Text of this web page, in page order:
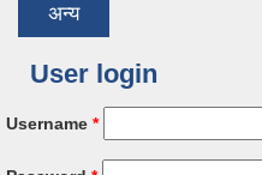
अन्य
User login
Username *